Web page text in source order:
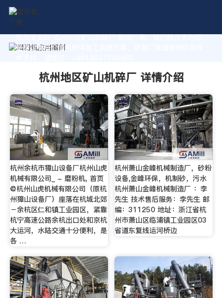
作为专业的 杭州地区矿山机碎厂 制造厂家，我们致力于为您
量身定制高价值的粉体加工系统方案。获取厂家直销报价及技
杭州地区矿山机碎厂 详情介绍
杭州余杭市獐山设备厂杭州山虎
机械有限公司_ - 磨粉机, 首页
@杭州山虎机械有限公司（原杭
州獐山设备厂）座落在杭城北郊
－余杭区仁和镇工业园区，紧靠
杭宁高速公路余杭出口处和京杭
大运河，水陆交通十分便利，是
各 …
杭州萧山金峰机械制造厂，砂粉
设备,金峰环保，机制砂，污水
杭州萧山金峰机械制造厂 ：李
先生 技术售后服务：李先生 邮
编：311250 地址：浙江省杭
州市萧山区临浦镇工业园区03
省道东复线运河桥边